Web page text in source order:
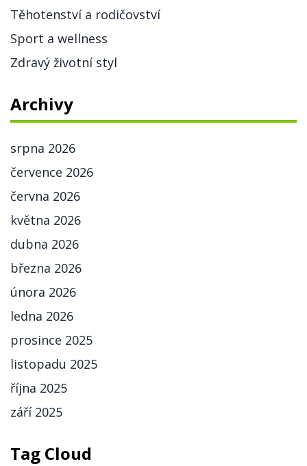
Těhotenství a rodičovství
Sport a wellness
Zdravý životní styl
Archivy
srpna 2026
července 2026
června 2026
května 2026
dubna 2026
března 2026
února 2026
ledna 2026
prosince 2025
listopadu 2025
října 2025
září 2025
Tag Cloud